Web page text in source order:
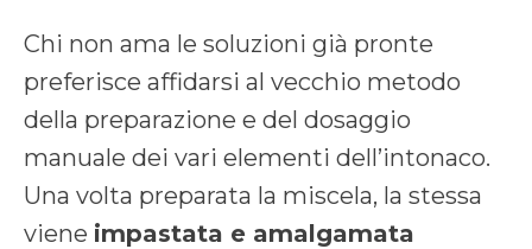
Chi non ama le soluzioni già pronte
preferisce affidarsi al vecchio metodo
della preparazione e del dosaggio
manuale dei vari elementi dell’intonaco.
Una volta preparata la miscela, la stessa
viene impastata e amalgamata